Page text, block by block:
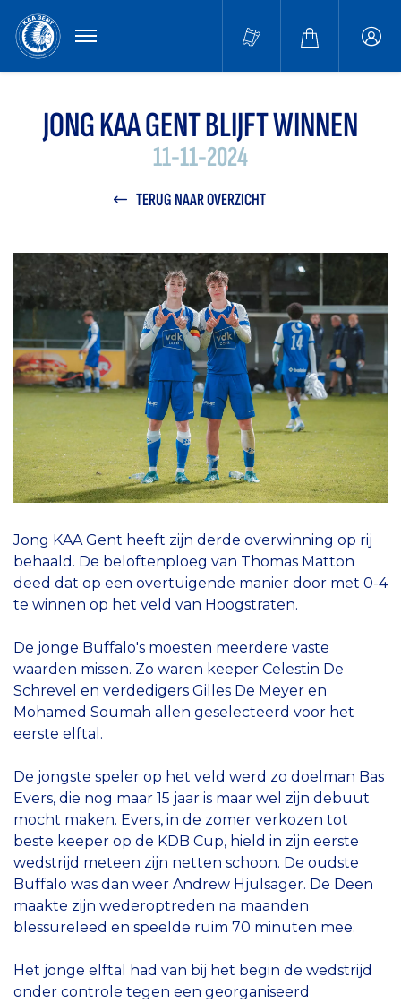
MENU
JONG KAA GENT BLIJFT WINNEN
11-11-2024
TERUG NAAR OVERZICHT
Jong KAA Gent heeft zijn derde overwinning op rij
behaald. De beloftenploeg van Thomas Matton
deed dat op een overtuigende manier door met 0-4
te winnen op het veld van Hoogstraten.
De jonge Buffalo's moesten meerdere vaste
waarden missen. Zo waren keeper Celestin De
Schrevel en verdedigers Gilles De Meyer en
Mohamed Soumah allen geselecteerd voor het
eerste elftal.
De jongste speler op het veld werd zo doelman Bas
Evers, die nog maar 15 jaar is maar wel zijn debuut
mocht maken. Evers, in de zomer verkozen tot
beste keeper op de KDB Cup, hield in zijn eerste
wedstrijd meteen zijn netten schoon. De oudste
Buffalo was dan weer Andrew Hjulsager. De Deen
maakte zijn wederoptreden na maanden
blessureleed en speelde ruim 70 minuten mee.
Het jonge elftal had van bij het begin de wedstrijd
onder controle tegen een georganiseerd